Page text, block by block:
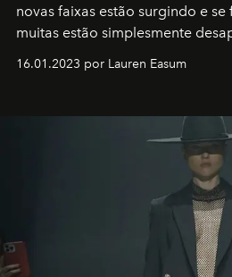
novas faixas estão surgindo e
muitas estão simplesmente
transportador AMTD abrindo
por propósitos, com um claro
16.01.2023 por Lauren Easum